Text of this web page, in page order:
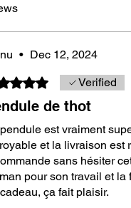
: Between 8 and 9
: Venezuelan Guaiac
pendulum, crafted
exceptional
of elegance, making each
• Dec 12, 2024
5 out of 5 stars.Verified
de thot
est vraiment
et la livraison est
sans hésiter
pour son travail et
ça fait plaisir.